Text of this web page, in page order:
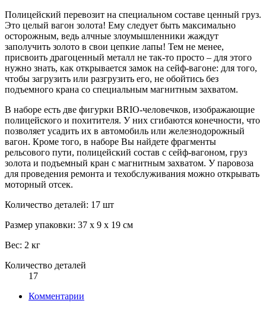
Полицейский перевозит на специальном составе ценный груз.
Это целый вагон золота! Ему следует быть максимально
осторожным, ведь алчные злоумышленники жаждут
заполучить золото в свои цепкие лапы! Тем не менее,
присвоить драгоценный металл не так-то просто – для этого
нужно знать, как открывается замок на сейф-вагоне: для того,
чтобы загрузить или разгрузить его, не обойтись без
подъемного крана со специальным магнитным захватом.
В наборе есть две фигурки BRIO-человечков, изображающие
полицейского и похитителя. У них сгибаются конечности, что
позволяет усадить их в автомобиль или железнодорожный
вагон. Кроме того, в наборе Вы найдете фрагменты
рельсового пути, полицейский состав с сейф-вагоном, груз
золота и подъемный кран с магнитным захватом. У паровоза
для проведения ремонта и техобслуживания можно открывать
моторный отсек.
Количество деталей: 17 шт
Размер упаковки: 37 х 9 х 19 см
Вес: 2 кг
Количество деталей
17
Комментарии